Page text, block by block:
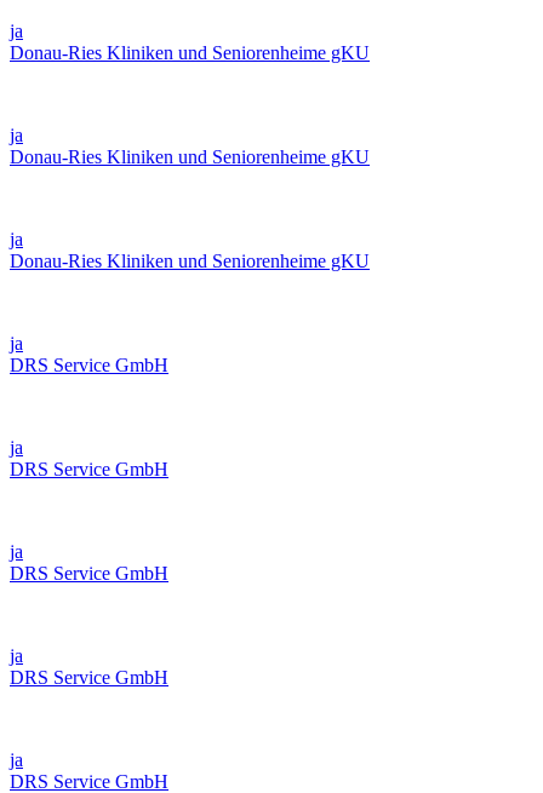
ja
Donau-Ries Kliniken und Seniorenheime gKU
ja
Donau-Ries Kliniken und Seniorenheime gKU
ja
Donau-Ries Kliniken und Seniorenheime gKU
ja
DRS Service GmbH
ja
DRS Service GmbH
ja
DRS Service GmbH
ja
DRS Service GmbH
ja
DRS Service GmbH